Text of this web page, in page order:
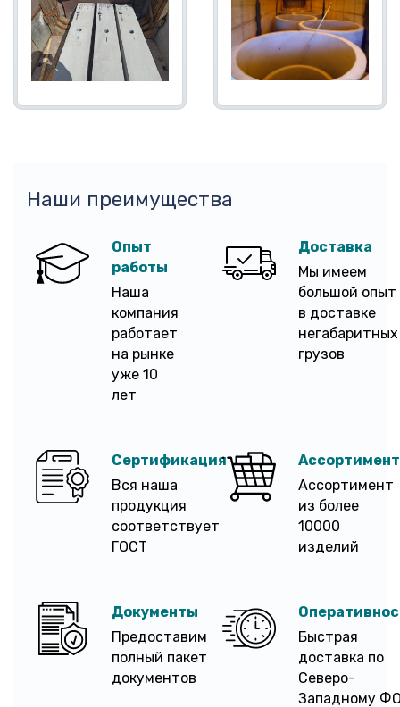
Наши преимущества
Опыт
работы
Наша
компания
работает
на рынке
уже 10
лет
Доставка
Мы имеем
большой опыт
в доставке
негабаритных
грузов
Сертификация
Вся наша
продукция
соответствует
ГОСТ
Ассортимент
Ассортимент
из более
10000
изделий
Документы
Предоставим
полный пакет
документов
Быстрая
доставка по
Северо-
Западному